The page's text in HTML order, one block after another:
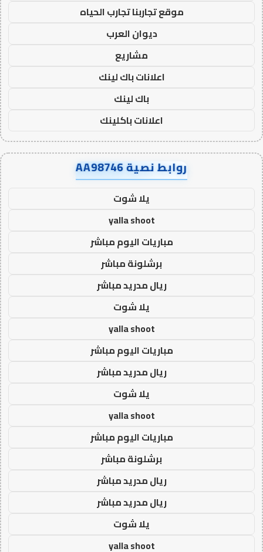
موقع تجاربنا تجارب الحياه
ديوان العرب
مشاريع
اعلانات باك لينك
باك لينك
اعلانات باكلينك
روابط نصية AA98746
يلا شوت
yalla shoot
مباريات اليوم مباشر
برشلونة مباشر
ريال مدريد مباشر
يلا شوت
yalla shoot
مباريات اليوم مباشر
ريال مدريد مباشر
يلا شوت
yalla shoot
مباريات اليوم مباشر
برشلونة مباشر
ريال مدريد مباشر
ريال مدريد مباشر
يلا شوت
yalla shoot